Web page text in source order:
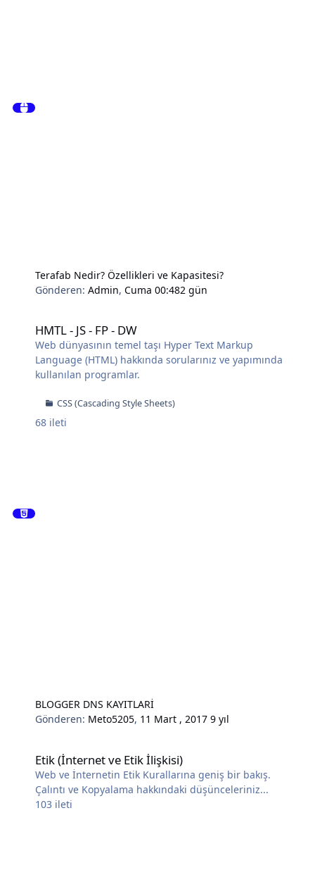
Terafab Nedir? Özellikleri ve Kapasitesi?
Gönderen:Admin,Cuma 00:482 gün
HMTL - JS - FP - DW
Web dünyasının temel taşı Hyper Text Markup
Language (HTML) hakkında sorularınız ve yapımında
kullanılan programlar.
CSS (Cascading Style Sheets)
68 ileti
BLOGGER DNS KAYITLARİ
Gönderen: Meto5205, 11 Mart , 20179 yıl
Etik (İnternet ve Etik İlişkisi)
Web ve İnternetin Etik Kurallarına geniş bir bakış.
Çalıntı ve Kopyalama hakkındaki düşünceleriniz...
103 ileti